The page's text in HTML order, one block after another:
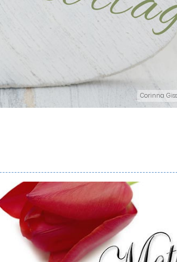
Corinna